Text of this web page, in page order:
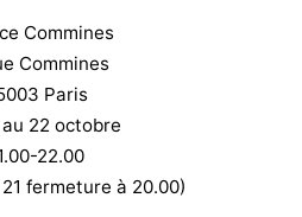
Commines
Commines
Paris
au 22 octobre
22.00
fermeture à 20.00)